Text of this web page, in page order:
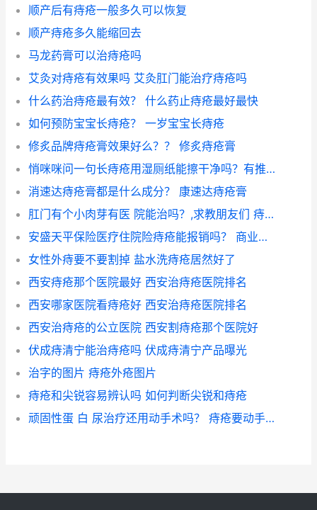
顺产后有痔疮一般多久可以恢复
顺产痔疮多久能缩回去
马龙药膏可以治痔疮吗
艾灸对痔疮有效果吗 艾灸肛门能治疗痔疮吗
什么药治痔疮最有效？ 什么药止痔疮最好最快
如何预防宝宝长痔疮？ 一岁宝宝长痔疮
修炙品牌痔疮膏效果好么？？ 修炙痔疮膏
悄咪咪问一句长痔疮用湿厕纸能擦干净吗？有推荐的吗？ 长期使用湿厕纸的危害
消速达痔疮膏都是什么成分？ 康速达痔疮膏
肛门有个小肉芽有医 院能治吗？,求教朋友们 痔疮肉芽会自己消掉吗
安盛天平保险医疗住院险痔疮能报销吗？ 商业保险痔疮手术理赔吗
女性外痔要不要割掉 盐水洗痔疮居然好了
西安痔疮那个医院最好 西安治痔疮医院排名
西安哪家医院看痔疮好 西安治痔疮医院排名
西安治痔疮的公立医院 西安割痔疮那个医院好
伏成痔清宁能治痔疮吗 伏成痔清宁产品曝光
治字的图片 痔疮外疮图片
痔疮和尖锐容易辨认吗 如何判断尖锐和痔疮
顽固性蛋 白 尿治疗还用动手术吗？ 痔疮要动手术治疗吗